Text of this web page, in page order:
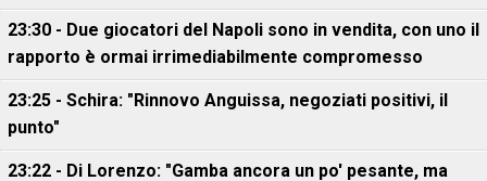
23:30 - Due giocatori del Napoli sono in vendita, con uno il
rapporto è ormai irrimediabilmente compromesso
23:25 - Schira: "Rinnovo Anguissa, negoziati positivi, il
punto"
23:22 - Di Lorenzo: "Gamba ancora un po' pesante, ma